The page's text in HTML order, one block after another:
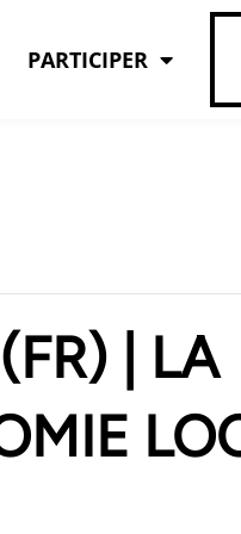
PARTICIPER
| LA